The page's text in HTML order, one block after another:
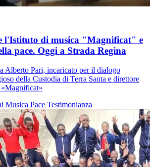
l'Istituto di musica "Magnificat" e
pace. Oggi a Strada Regina
Alberto Pari, incaricato per il dialogo
della Custodia di Terra Santa e direttore
Musica Pace Testimonianza